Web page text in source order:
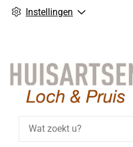
Instellingen